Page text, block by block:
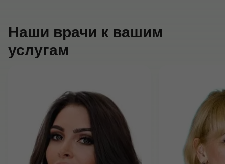
Наши врачи к вашим
услугам